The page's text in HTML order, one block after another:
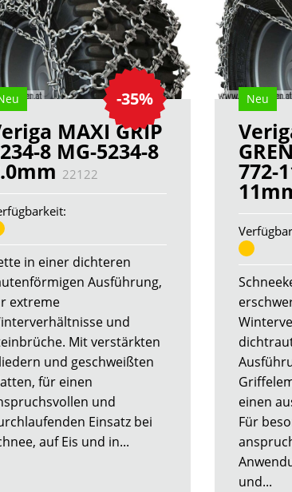
-35%
MAXI GRIP
8 MG-5234-8
22122
in einer dichteren
Ausführung,
extreme
und
Mit verstärkten
und geschweißten
für einen
und
Einsatz bei
auf Eis und in...
Neu
772-
einen
Für
und...